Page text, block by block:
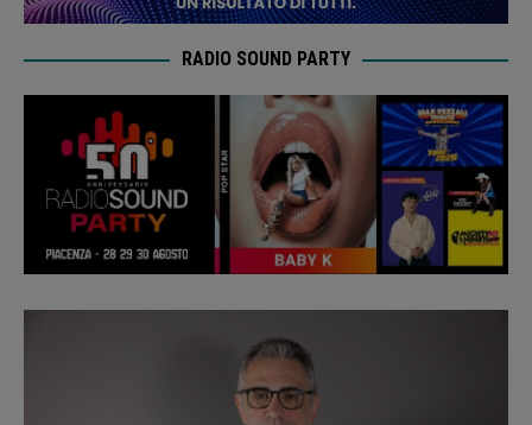
RADIO SOUND PARTY